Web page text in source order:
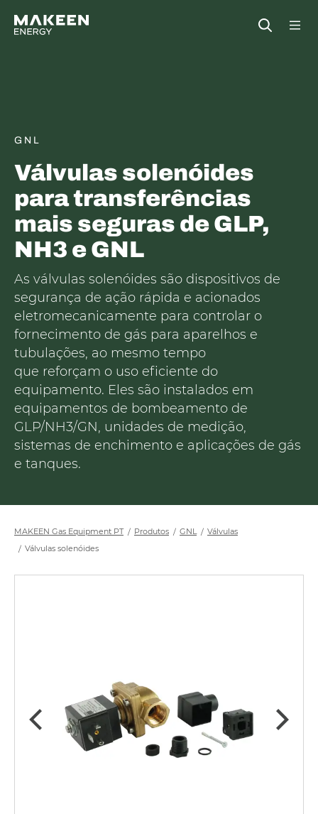
Open
GNL
Válvulas solenóides
para transferências
mais seguras de GLP,
NH3 e GNL
As válvulas solenóides são dispositivos de
segurança de ação rápida e acionados
eletromecanicamente para controlar o
fornecimento de gás para aparelhos e
tubulações, ao mesmo tempo
que reforçam o uso eficiente do
equipamento. Eles são instalados em
equipamentos de bombeamento de
GLP/NH3/GN, unidades de medição,
sistemas de enchimento e aplicações de gás
e tanques.
MAKEEN Gas Equipment PT Produtos GNL
Válvulas
Válvulas solenóides